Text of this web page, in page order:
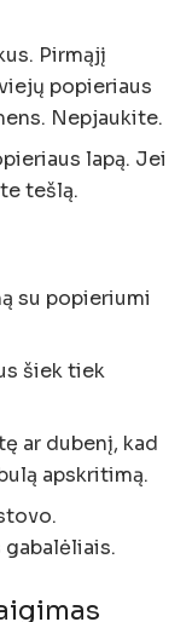
Pirmąjį
popieriaus
Nepjaukite.
lapą. Jei
tešlą.
su popieriumi
šiek tiek
ar dubenį, kad
apskritimą.